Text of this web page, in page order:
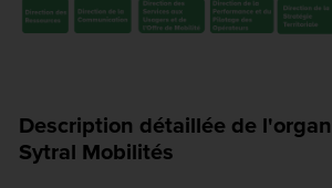
Description détaillée de
Sytral Mobilités